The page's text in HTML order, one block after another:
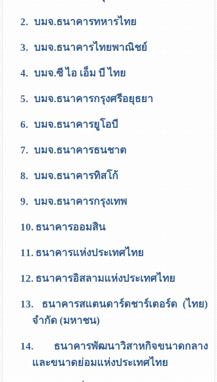
2. บมจ.ธนาคารทหารไทย
3. บมจ.ธนาคารไทยพาณิชย์
4. บมจ.ซี ไอ เอ็ม บี ไทย
5. บมจ.ธนาคารกรุงศรีอยุธยา
6. บมจ.ธนาคารยูโอบี
7. บมจ.ธนาคารธนชาต
8. บมจ.ธนาคารทิสโก้
9. บมจ.ธนาคารกรุงเทพ
10. ธนาคารออมสิน
11. ธนาคารแห่งประเทศไทย
12. ธนาคารอิสลามแห่งประเทศไทย
13.
ธนาคารสแตนดาร์ดชาร์เตอร์ด (ไทย)
จำกัด (มหาชน)
14.
ธนาคารพัฒนาวิสาหกิจขนาดกลาง
และขนาดย่อมแห่งประเทศไทย